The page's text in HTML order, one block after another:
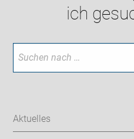
ich
Aktuelles